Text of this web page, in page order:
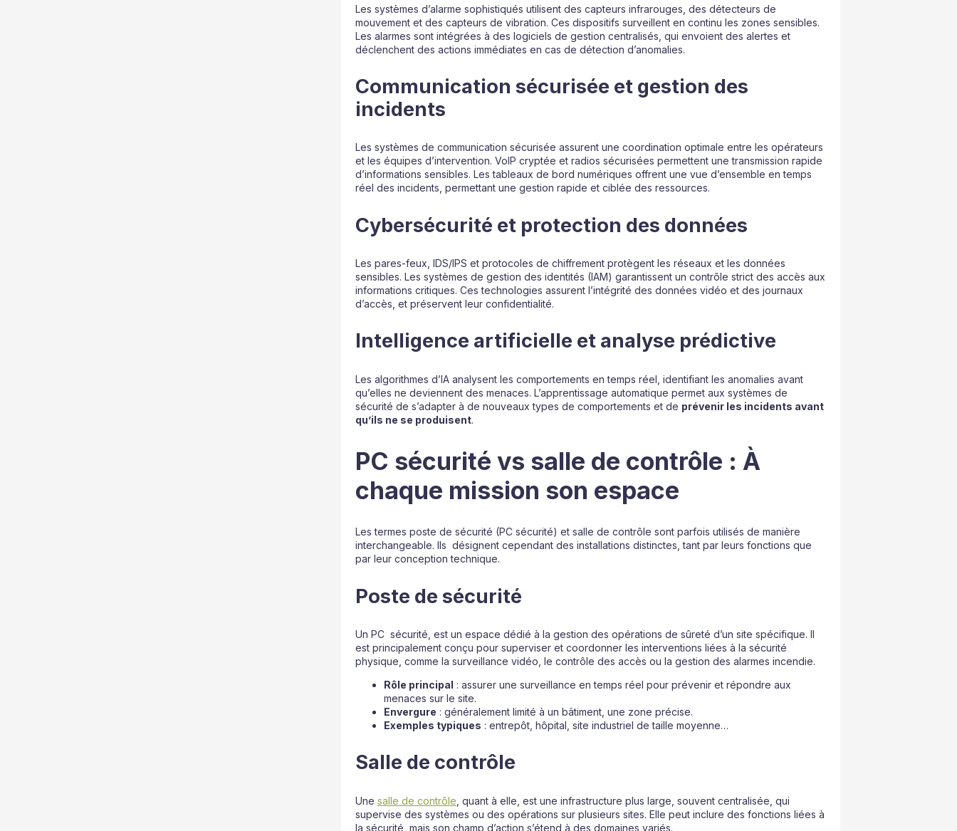
Les systèmes d’alarme sophistiqués utilisent des capteurs infrarouges, des détecteurs de
mouvement et des capteurs de vibration. Ces dispositifs surveillent en continu les zones sensibles.
Les alarmes sont intégrées à des logiciels de gestion centralisés, qui envoient des alertes et
déclenchent des actions immédiates en cas de détection d’anomalies.
Communication sécurisée et gestion des
incidents
Les systèmes de communication sécurisée assurent une coordination optimale entre les opérateurs
et les équipes d’intervention. VoIP cryptée et radios sécurisées permettent une transmission rapide
d’informations sensibles. Les tableaux de bord numériques offrent une vue d’ensemble en temps
réel des incidents, permettant une gestion rapide et ciblée des ressources.
Cybersécurité et protection des données
Les pares-feux, IDS/IPS et protocoles de chiffrement protègent les réseaux et les données
sensibles. Les systèmes de gestion des identités (IAM) garantissent un contrôle strict des accès aux
informations critiques. Ces technologies assurent l’intégrité des données vidéo et des journaux
d’accès, et préservent leur confidentialité.
Intelligence artificielle et analyse prédictive
Les algorithmes d’IA analysent les comportements en temps réel, identifiant les anomalies avant
qu’elles ne deviennent des menaces. L’apprentissage automatique permet aux systèmes de
sécurité de s’adapter à de nouveaux types de comportements et de prévenir les incidents avant
qu’ils ne se produisent.
PC sécurité vs salle de contrôle : À
chaque mission son espace
Les termes poste de sécurité (PC sécurité) et salle de contrôle sont parfois utilisés de manière
interchangeable. Ils désignent cependant des installations distinctes, tant par leurs fonctions que
par leur conception technique.
Poste de sécurité
Un PC sécurité, est un espace dédié à la gestion des opérations de sûreté d’un site spécifique. Il
est principalement conçu pour superviser et coordonner les interventions liées à la sécurité
physique, comme la surveillance vidéo, le contrôle des accès ou la gestion des alarmes incendie.
Rôle principal : assurer une surveillance en temps réel pour prévenir et répondre aux
menaces sur le site.
Envergure : généralement limité à un bâtiment, une zone précise.
Exemples typiques : entrepôt, hôpital, site industriel de taille moyenne…
Salle de contrôle
Une salle de contrôle , quant à elle, est une infrastructure plus large, souvent centralisée, qui
supervise des systèmes ou des opérations sur plusieurs sites. Elle peut inclure des fonctions liées à
la sécurité, mais son champ d’action s’étend à des domaines variés.